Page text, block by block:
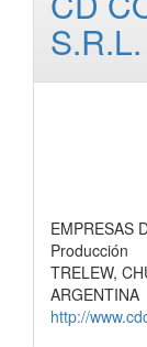
S.R.L.
EMPRESAS
Producción
TRELEW,
ARGENTINA
http://